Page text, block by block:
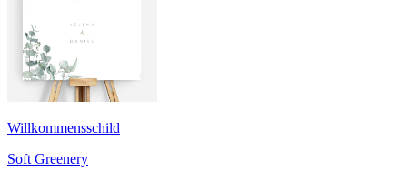
Willkommensschild
Soft Greenery